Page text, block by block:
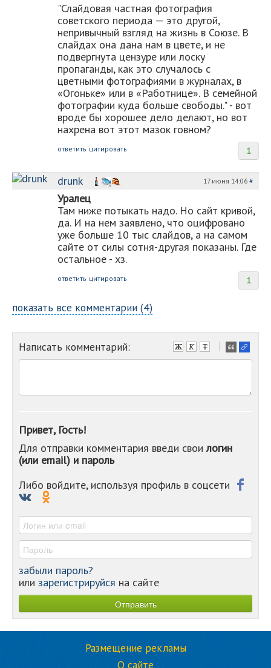
"Слайдовая частная фотография
советского периода — это другой,
непривычный взгляд на жизнь в Союзе. В
слайдах она дана нам в цвете, и не
подвергнута цензуре или лоску
пропаганды, как это случалось с
цветными фотографиями в журналах, в
«Огоньке» или в «Работнице». В семейной
фотографии куда больше свободы." - вот
вроде бы хорошее дело делают, но вот
нахрена вот этот мазок говном?
1
ответить цитировать
drunk 17 июня 14:06 #
Уралец
Там ниже потыкать надо. Но сайт кривой,
да. И на нем заявлено, что оцифровано
уже больше 10 тыс слайдов, а на самом
сайте от силы сотня-другая показаны. Где
остальное - хз.
1
ответить цитировать
показать все комментарии (4)
Написать комментарий:
-
-
-
-
-
Привет, Гость!
Для отправки комментария введи своилогин
(или email) и пароль
Либо войдите, используя профиль в соцсети
забыли пароль?
или зарегистрируйся на сайте
Размещение рекламы
О сайте